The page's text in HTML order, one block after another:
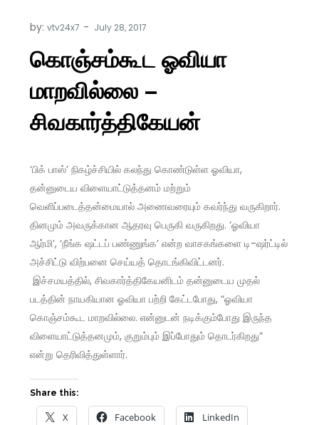
by:vtv24x7
கொஞ்சம்கூட ஓவியா
மாறவில்லை –
சிவகார்த்திகேயன்
‘பிக் பாஸ்’ நிகழ்ச்சியில் கலந்து கொண்டுள்ள ஓவியா,
தன்னுடைய விளையாட்டுத்தனம் மற்றும்
வெளிப்படைத்தன்மையால் அணைவரையும் கவர்ந்து வருகிறார்.
தினமும் அவருக்கான ஆதரவு பெருகி வருகிறது. ‘ஓவியா
ஆர்மி’, ‘நீங்க ஷட்டப் பண்ணுங்க’ என்ற வாசகங்களை டி-ஷர்ட்டில்
அச்சிட்டு விற்பனை செய்யத் தொடங்கிவிட்டனர்.
இச்சமயத்தில், சிவகார்த்திகேயனிடம் தன்னுடைய முதல்
படத்தின் நாயகியான ஓவியா பற்றி கேட்டபோது, “ஓவியா
கொஞ்சம்கூட மாறவில்லை. என்னுடன் நடிக்கும்போது இருந்த
விளையாட்டுத்தனமும், குறும்பும் இப்போதும் தொடர்கிறது”
என்று தெரிவித்துள்ளார்.
Share this:
X Facebook LinkedIn